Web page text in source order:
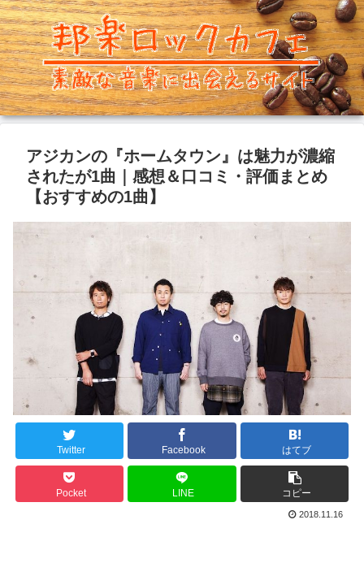
アジカンの『ホームタウン』は魅力が濃縮
されたが1曲｜感想＆口コミ・評価まとめ
【おすすめの1曲】
Twitter Facebook はてブ
Pocket LINE コピー
2018.11.16